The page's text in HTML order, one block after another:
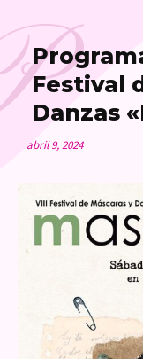
Festival
Danzas
abril 9, 2024